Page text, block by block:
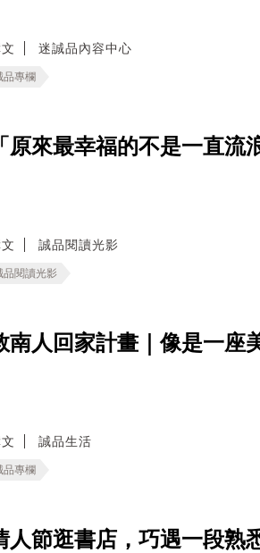
迷誠品內容中心
品專欄
「原來最幸福的不是一直流
誠品閱讀光影
品閱讀光影
南人回家計畫｜像是一座
誠品生活
品專欄
人節逛書店，巧遇一段熟